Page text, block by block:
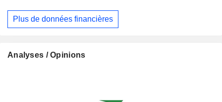
Plus de données financières
Analyses / Opinions